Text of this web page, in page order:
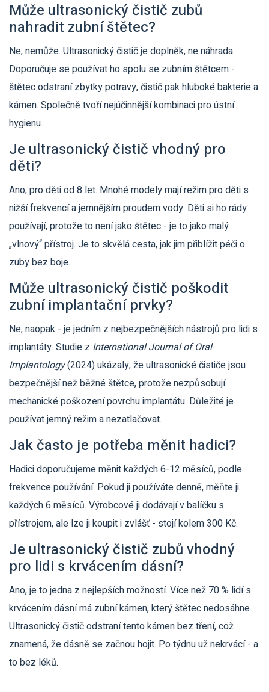
Může ultrasonický čistič zubů
nahradit zubní štětec?
Ne, nemůže. Ultrasonický čistič je doplněk, ne náhrada.
Doporučuje se používat ho spolu se zubním štětcem -
štětec odstraní zbytky potravy, čistič pak hluboké bakterie a
kámen. Společně tvoří nejúčinnější kombinaci pro ústní
hygienu.
Je ultrasonický čistič vhodný pro
děti?
Ano, pro děti od 8 let. Mnohé modely mají režim pro děti s
nižší frekvencí a jemnějším proudem vody. Děti si ho rády
používají, protože to není jako štětec - je to jako malý
„vlnový“ přístroj. Je to skvělá cesta, jak jim přiblížit péči o
zuby bez boje.
Může ultrasonický čistič poškodit
zubní implantační prvky?
Ne, naopak - je jedním z nejbezpečnějších nástrojů pro lidi s
implantáty. Studie z International Journal of Oral
Implantology(2024) ukázaly, že ultrasonické čističe jsou
bezpečnější než běžné štětce, protože nezpůsobují
mechanické poškození povrchu implantátu. Důležité je
používat jemný režim a nezatlačovat.
Jak často je potřeba měnit hadici?
Hadici doporučujeme měnit každých 6-12 měsíců, podle
frekvence používání. Pokud ji používáte denně, měňte ji
každých 6 měsíců. Výrobcové ji dodávají v balíčku s
přístrojem, ale lze ji koupit i zvlášť - stojí kolem 300 Kč.
Je ultrasonický čistič zubů vhodný
pro lidi s krvácením dásní?
Ano, je to jedna z nejlepších možností. Více než 70 % lidí s
krvácením dásní má zubní kámen, který štětec nedosáhne.
Ultrasonický čistič odstraní tento kámen bez tření, což
znamená, že dásně se začnou hojit. Po týdnu už nekrvácí - a
to bez léků.